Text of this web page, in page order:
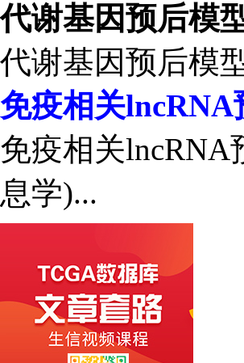
代谢基因预后模
代谢基因预后模
免疫相关
免疫相关lncRNA
息学)...